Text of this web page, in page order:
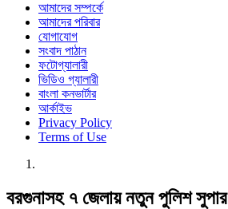
আমাদের সম্পর্কে
আমাদের পরিবার
যোগাযোগ
সংবাদ পাঠান
ফটোগ্যালারী
ভিডিও গ্যালারী
বাংলা কনভার্টার
আর্কাইভ
Privacy Policy
Terms of Use
বরগুনাসহ ৭ জেলায় নতুন পুলিশ সুপার